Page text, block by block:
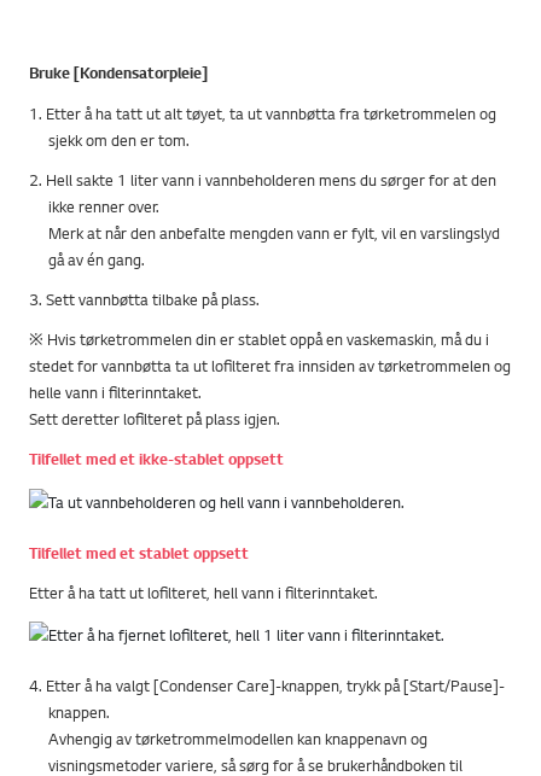
Bruke [Kondensatorpleie]
1. Etter å ha tatt ut alt tøyet, ta ut vannbøtta fra tørketrommelen og
sjekk om den er tom.
2. Hell sakte 1 liter vann i vannbeholderen mens du sørger for at den
ikke renner over.
Merk at når den anbefalte mengden vann er fylt, vil en varslingslyd
gå av én gang.
3. Sett vannbøtta tilbake på plass.
※ Hvis tørketrommelen din er stablet oppå en vaskemaskin, må du i
stedet for vannbøtta ta ut lofilteret fra innsiden av tørketrommelen og
helle vann i filterinntaket.
Sett deretter lofilteret på plass igjen.
Tilfellet med et ikke-stablet oppsett
Tilfellet med et stablet oppsett
Etter å ha tatt ut lofilteret, hell vann i filterinntaket.
4. Etter å ha valgt [Condenser Care]-knappen, trykk på [Start/Pause]-
knappen.
Avhengig av tørketrommelmodellen kan knappenavn og
visningsmetoder variere, så sørg for å se brukerhåndboken til